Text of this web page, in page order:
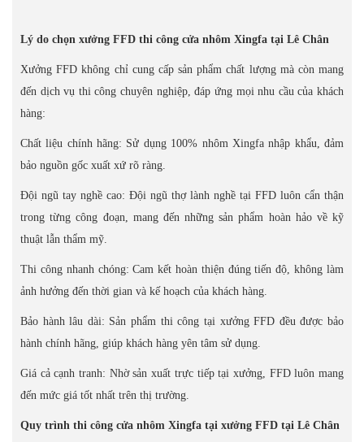
Lý do chọn xưởng FFD thi công cửa nhôm Xingfa tại Lê Chân
Xưởng FFD không chỉ cung cấp sản phẩm chất lượng mà còn mang
đến dịch vụ thi công chuyên nghiệp, đáp ứng mọi nhu cầu của khách
hàng:
Chất liệu chính hãng: Sử dụng 100% nhôm Xingfa nhập khẩu, đảm
bảo nguồn gốc xuất xứ rõ ràng.
Đội ngũ tay nghề cao: Đội ngũ thợ lành nghề tại FFD luôn cẩn thận
trong từng công đoạn, mang đến những sản phẩm hoàn hảo về kỹ
thuật lẫn thẩm mỹ.
Thi công nhanh chóng: Cam kết hoàn thiện đúng tiến độ, không làm
ảnh hưởng đến thời gian và kế hoạch của khách hàng.
Bảo hành lâu dài: Sản phẩm thi công tại xưởng FFD đều được bảo
hành chính hãng, giúp khách hàng yên tâm sử dụng.
Giá cả cạnh tranh: Nhờ sản xuất trực tiếp tại xưởng, FFD luôn mang
đến mức giá tốt nhất trên thị trường.
Quy trình thi công cửa nhôm Xingfa tại xưởng FFD tại Lê Chân